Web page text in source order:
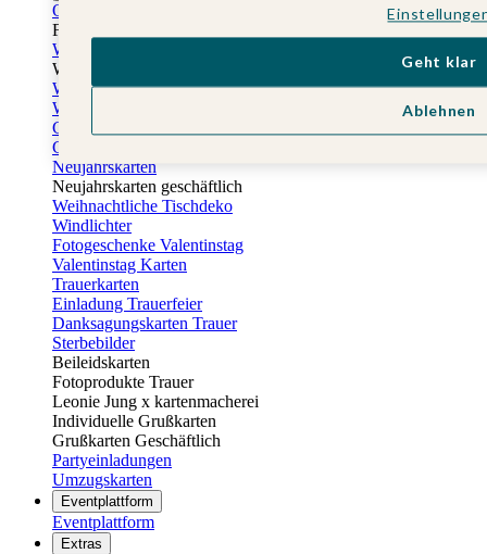
Osterkarten
Fotogeschenke zu Ostern
Weihnachtskarten
Weihnachtskarten selbst gestalten
Weihnachtskarten geschäftlich
Weihnachtsfeier Einladungen
Geschenkaufkleber Weihnachten
Geschenkanhänger Weihnachten
Neujahrskarten
Neujahrskarten geschäftlich
Weihnachtliche Tischdeko
Windlichter
Fotogeschenke Valentinstag
Valentinstag Karten
Trauerkarten
Einladung Trauerfeier
Danksagungskarten Trauer
Sterbebilder
Beileidskarten
Fotoprodukte Trauer
Leonie Jung x kartenmacherei
Individuelle Grußkarten
Grußkarten Geschäftlich
Partyeinladungen
Umzugskarten
Eventplattform
Eventplattform
Extras
Ablehnen
Geht klar